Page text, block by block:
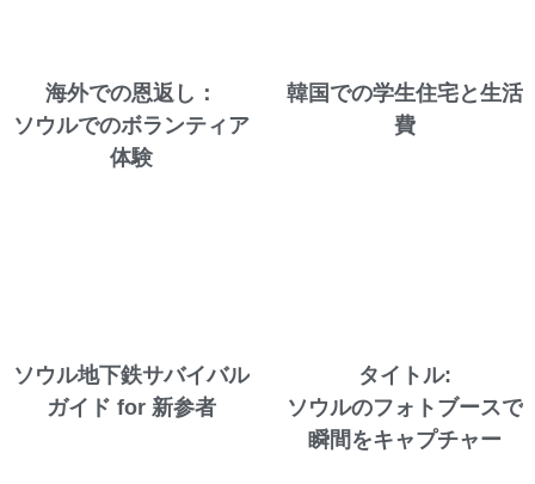
海外での恩返し：
ソウルでのボランティア
体験
韓国での学生住宅と生活
費
ソウル地下鉄サバイバル
ガイド for 新参者
タイトル:
ソウルのフォトブースで
瞬間をキャプチャー